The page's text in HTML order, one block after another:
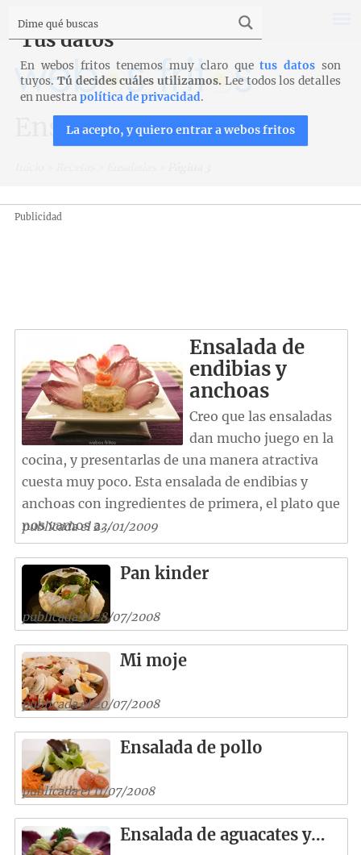
Ensaladas
Publicidad
Ensalada de
endibias y
anchoas
Creo que las ensaladas
dan mucho juego en la
cocina, y presentarlas de una manera atractiva
cuesta muy poco. Esta ensalada de endibias y
anchoas con ingredientes de primera, el plato que
nos vamos a...
publicada el 23/01/2009
Pan kinder
publicada el 28/07/2008
Mi moje
publicada el 20/07/2008
Ensalada de pollo
publicada el 11/07/2008
Ensalada de aguacates y…
Tus datos
En webos fritos tenemos muy claro quetus datos son
tuyos. Tú decides cuáles utilizamos. Lee todos los detalles
en nuestrapolítica de privacidad.
La acepto, y quiero entrar a webos fritos